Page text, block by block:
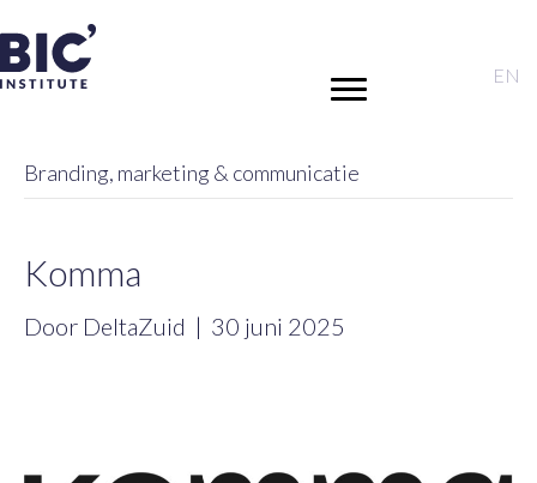
EN
Branding, marketing & communicatie
Komma
Door DeltaZuid | 30 juni 2025